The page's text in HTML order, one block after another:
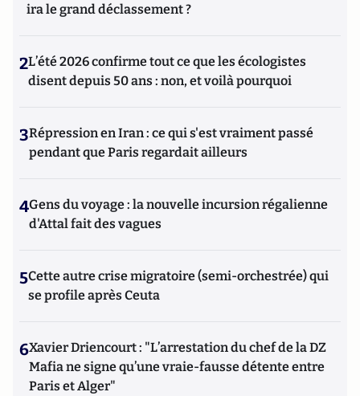
ira le grand déclassement ?
2L’été 2026 confirme tout ce que les écologistes
disent depuis 50 ans : non, et voilà pourquoi
3Répression en Iran : ce qui s'est vraiment passé
pendant que Paris regardait ailleurs
4Gens du voyage : la nouvelle incursion régalienne
d'Attal fait des vagues
5Cette autre crise migratoire (semi-orchestrée) qui
se profile après Ceuta
6Xavier Driencourt : "L’arrestation du chef de la DZ
Mafia ne signe qu’une vraie-fausse détente entre
Paris et Alger"